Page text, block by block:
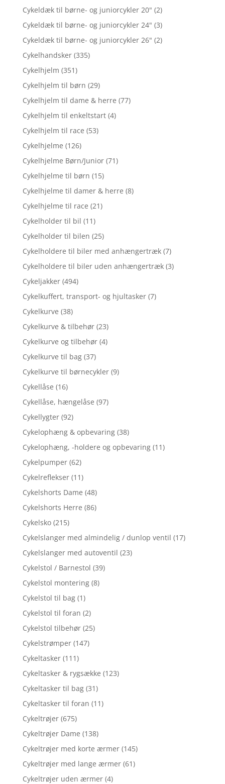
Cykeldæk til børne- og juniorcykler 20" (2)
Cykeldæk til børne- og juniorcykler 24" (3)
Cykeldæk til børne- og juniorcykler 26" (2)
Cykelhandsker (335)
Cykelhjelm (351)
Cykelhjelm til børn (29)
Cykelhjelm til dame & herre (77)
Cykelhjelm til enkeltstart (4)
Cykelhjelm til race (53)
Cykelhjelme (126)
Cykelhjelme Børn/Junior (71)
Cykelhjelme til børn (15)
Cykelhjelme til damer & herre (8)
Cykelhjelme til race (21)
Cykelholder til bil (11)
Cykelholder til bilen (25)
Cykelholdere til biler med anhængertræk (7)
Cykelholdere til biler uden anhængertræk (3)
Cykeljakker (494)
Cykelkuffert, transport- og hjultasker (7)
Cykelkurve (38)
Cykelkurve & tilbehør (23)
Cykelkurve og tilbehør (4)
Cykelkurve til bag (37)
Cykelkurve til børnecykler (9)
Cykellåse (16)
Cykellåse, hængelåse (97)
Cykellygter (92)
Cykelophæng & opbevaring (38)
Cykelophæng, -holdere og opbevaring (11)
Cykelpumper (62)
Cykelreflekser (11)
Cykelshorts Dame (48)
Cykelshorts Herre (86)
Cykelsko (215)
Cykelslanger med almindelig / dunlop ventil (17)
Cykelslanger med autoventil (23)
Cykelstol / Barnestol (39)
Cykelstol montering (8)
Cykelstol til bag (1)
Cykelstol til foran (2)
Cykelstol tilbehør (25)
Cykelstrømper (147)
Cykeltasker (111)
Cykeltasker & rygsække (123)
Cykeltasker til bag (31)
Cykeltasker til foran (11)
Cykeltrøjer (675)
Cykeltrøjer Dame (138)
Cykeltrøjer med korte ærmer (145)
Cykeltrøjer med lange ærmer (61)
Cykeltrøjer uden ærmer (4)